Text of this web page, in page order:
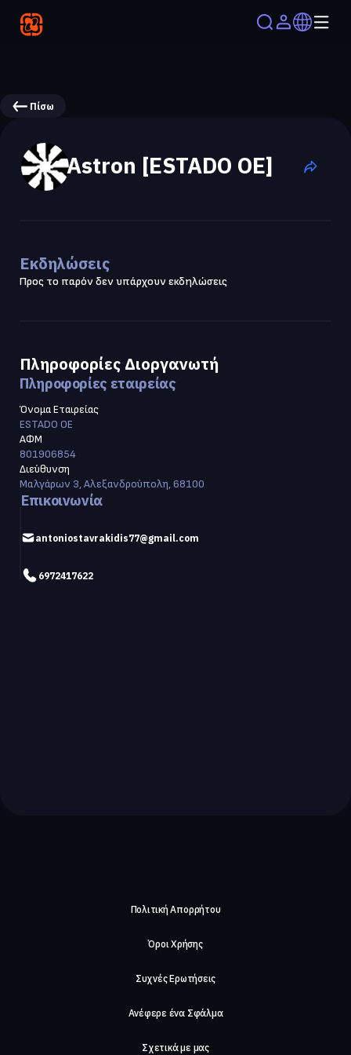
Πίσω
Astron [ESTADO OE]
Εκδηλώσεις
Προς το παρόν δεν υπάρχουν εκδηλώσεις
Πληροφορίες Διοργανωτή
Πληροφορίες εταιρείας
Όνομα Εταιρείας
ESTADO OE
ΑΦΜ
801906854
Διεύθυνση
Μαλγάρων 3, Αλεξανδρούπολη, 68100
Επικοινωνία
antoniostavrakidis77@gmail.com
6972417622
Πολιτική Απορρήτου
Όροι Χρήσης
Συχνές Ερωτήσεις
Ανέφερε ένα Σφάλμα
Σχετικά με μας